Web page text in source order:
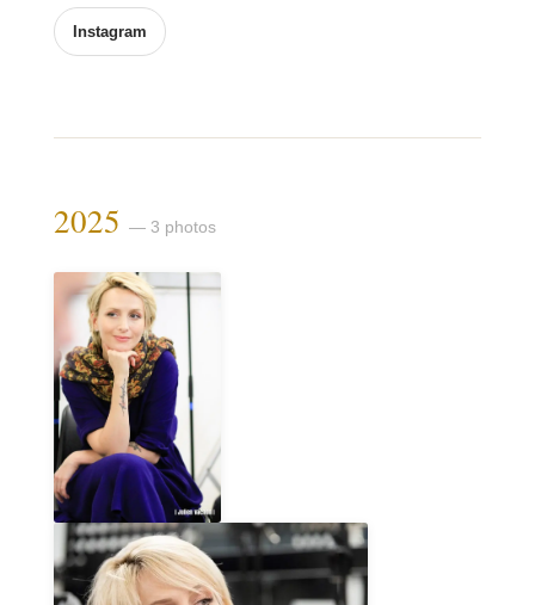
Instagram
2025 — 3 photos